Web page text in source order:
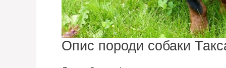
Опис породи собаки